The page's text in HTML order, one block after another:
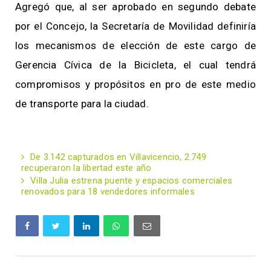
Agregó que, al ser aprobado en segundo debate
por el Concejo, la Secretaría de Movilidad definiría
los mecanismos de elección de este cargo de
Gerencia Cívica de la Bicicleta, el cual tendrá
compromisos y propósitos en pro de este medio
de transporte para la ciudad.
De 3.142 capturados en Villavicencio, 2.749
recuperaron la libertad este año
Villa Julia estrena puente y espacios comerciales
renovados para 18 vendedores informales